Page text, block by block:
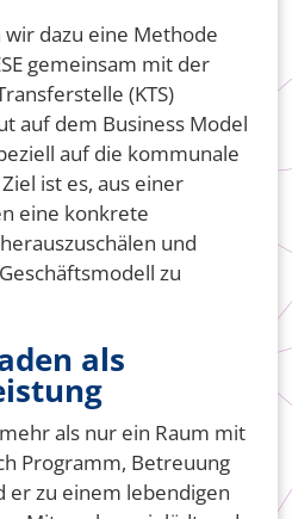
dazu eine Methode
gemeinsam mit der
(KTS)
auf dem Business Model
auf die kommunale
ist es, aus einer
eine konkrete
und
zu
als
als nur ein Raum mit
Programm, Betreuung
er zu einem lebendigen